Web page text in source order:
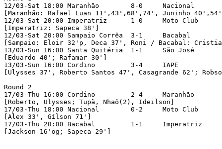
12/03-Sat 18:00	Maranhão	8-0	Nacional
[Maranhão: Rafael Luan 11',43',68',74', Juninho
12/03-Sat 20:00	Imperatriz	1-0	Moto Club
[Imperatriz: Sapeca 38']
12/03-Sat 20:00	Sampaio Corrêa	3-1	Bacabal
[Sampaio: Eloir 32'p, Deca 37', Roni / Bacabal:
13/03-Sun 16:00	Santa Quitéria	1-1	São José
[Eduardo 40'; Rafamar 30']
13/03-Sun 16:00	Cordino	        3-4	IAPE
[Ulysses 37', Roberto Santos 47', Casagrande 62';
Round 2
17/03-Thu 16:00	Cordino	        2-4	Maranhão
[Roberto, Ulysses; Tupã, Nhaô(2), Ideilson]
17/03-Thu 18:00	Nacional	0-2	Moto Club
[Alex 33', Gílson 71']
17/03-Thu 20:00	Bacabal	        1-1	Imperatriz
[Jackson 16'og; Sapeca 29']